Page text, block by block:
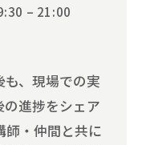
– 21:00
も、現場での実
進捗をシェア
師・仲間と共に